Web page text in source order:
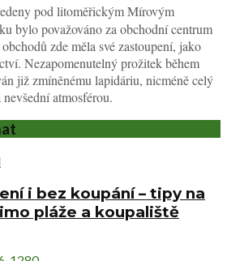
pod litoměřickým Mírovým
bylo považováno za obchodní centrum
zde měla své zastoupení, jako
Nezapomenutelný prožitek během
již zmíněnému lapidáriu, nicméně celý
atmosférou.
i bez koupání – tipy na
pláže a koupaliště